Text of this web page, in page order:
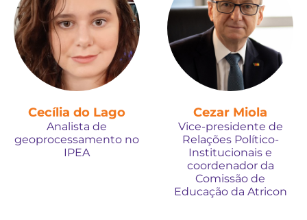
Cecília do Lago
Analista de
geoprocessamento no
IPEA
Cezar Miola
Vice-presidente de
Relações Político-
Institucionais e
coordenador da
Comissão de
Educação da Atricon